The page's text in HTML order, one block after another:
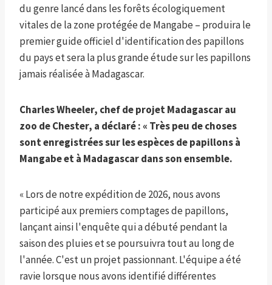
du genre lancé dans les forêts écologiquement
vitales de la zone protégée de Mangabe – produira le
premier guide officiel d'identification des papillons
du pays et sera la plus grande étude sur les papillons
jamais réalisée à Madagascar.
Charles Wheeler, chef de projet Madagascar au
zoo de Chester, a déclaré : « Très peu de choses
sont enregistrées sur les espèces de papillons à
Mangabe et à Madagascar dans son ensemble.
« Lors de notre expédition de 2026, nous avons
participé aux premiers comptages de papillons,
lançant ainsi l'enquête qui a débuté pendant la
saison des pluies et se poursuivra tout au long de
l'année. C'est un projet passionnant. L'équipe a été
ravie lorsque nous avons identifié différentes